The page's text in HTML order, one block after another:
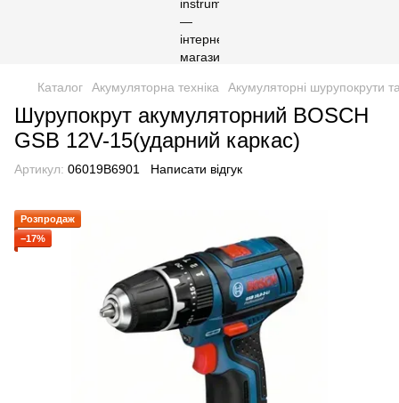
Каталог Акумуляторна техніка Акумуляторні шурупокрути
Шурупокрут акумуляторний BOSCH
GSB 12V-15(ударний каркас)
Артикул: 06019B6901 Написати відгук
Розпродаж
−17%